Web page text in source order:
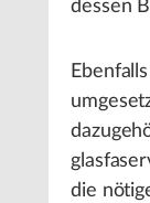
dessen
die